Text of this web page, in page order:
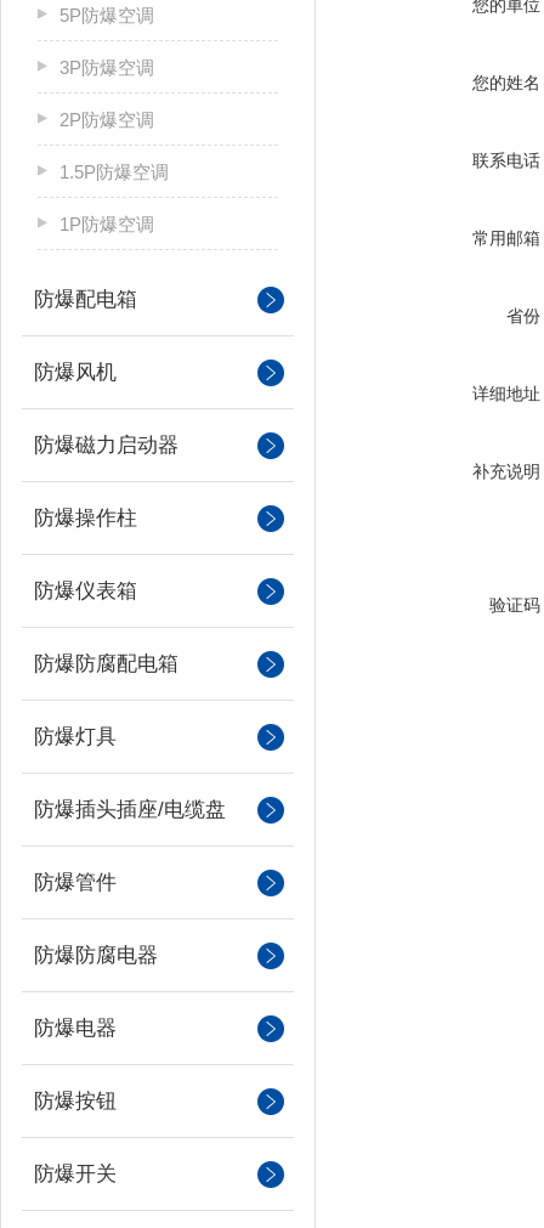
5P防爆空调
3P防爆空调
2P防爆空调
1.5P防爆空调
1P防爆空调
防爆配电箱
防爆风机
防爆磁力启动器
防爆操作柱
防爆仪表箱
防爆防腐配电箱
防爆灯具
防爆插头插座/电缆盘
防爆管件
防爆防腐电器
防爆电器
防爆按钮
防爆开关
您的单位
您的姓名
联系电话
常用邮箱
省份
详细地址
补充说明
验证码